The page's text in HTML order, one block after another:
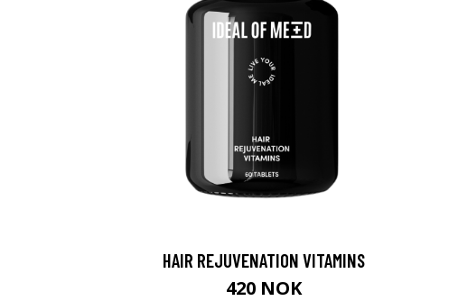
HAIR REJUVENATION VITAMINS
420 NOK